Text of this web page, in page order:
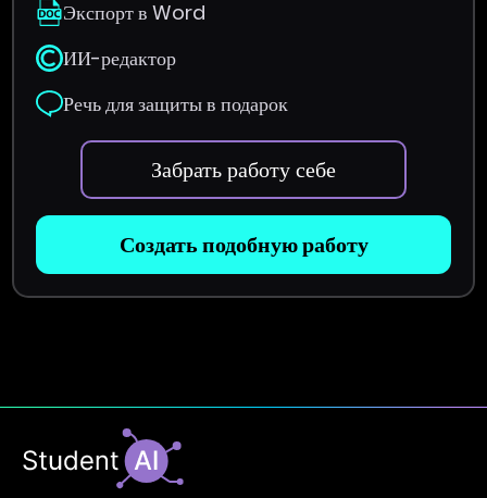
Экспорт в Word
ИИ-редактор
Речь для защиты в подарок
Забрать работу себе
Создать подобную работу